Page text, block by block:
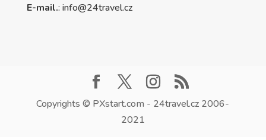
E-mail.: info@24travel.cz
Copyrights © PXstart.com - 24travel.cz 2006-
2021